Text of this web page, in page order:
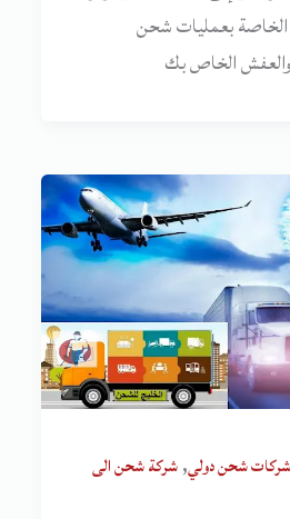
بعمليات شحن
الخاص بك
شركات شحن دولي,شركة شحن الى